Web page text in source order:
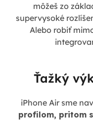
môžeš zo
supervysoké
Alebo robiť
Ťažký
iPhone Air sme
profilom, pritom